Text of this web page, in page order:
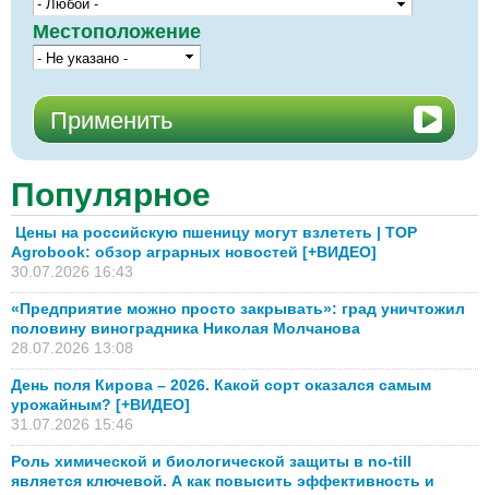
Местоположение
Популярное
Цены на российскую пшеницу могут взлететь | TOP
Agrobook: обзор аграрных новостей [+ВИДЕО]
30.07.2026 16:43
«Предприятие можно просто закрывать»: град уничтожил
половину виноградника Николая Молчанова
28.07.2026 13:08
День поля Кирова – 2026. Какой сорт оказался самым
урожайным? [+ВИДЕО]
31.07.2026 15:46
Роль химической и биологической защиты в no-till
является ключевой. А как повысить эффективность и